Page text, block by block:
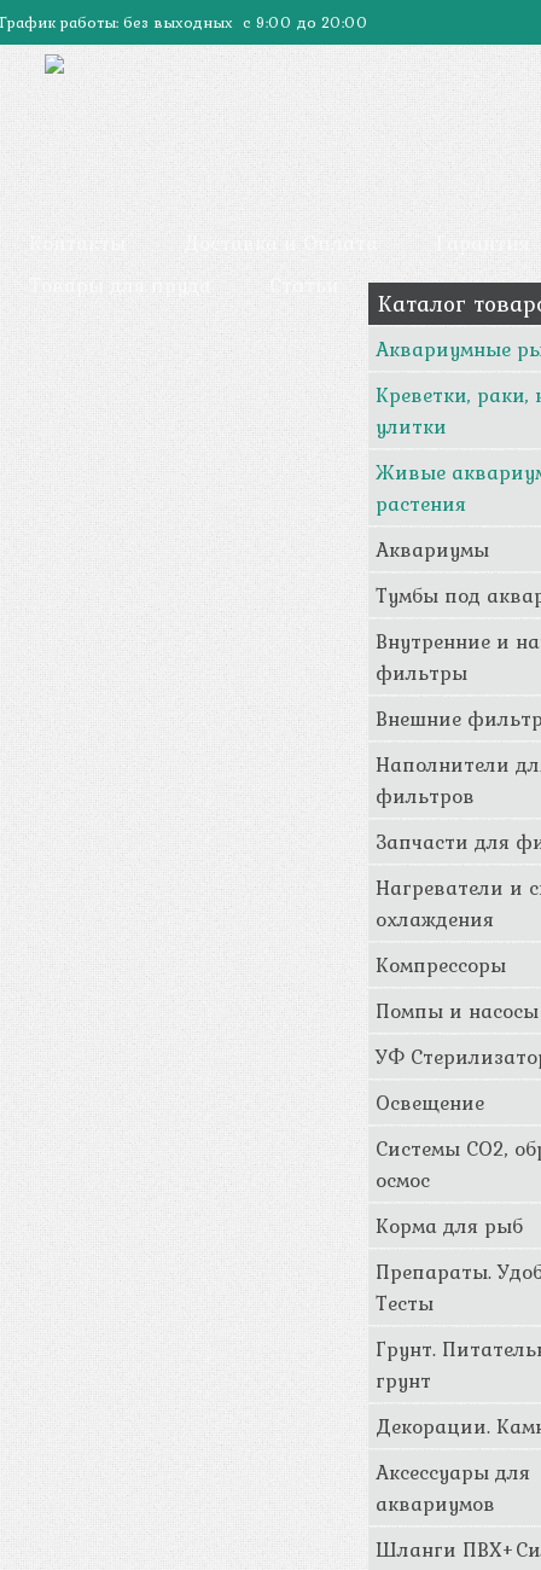
График работы: без выходных с 9:00 до 20:00
Контакты Доставка и Оплата
Гарантия
Товары для пруда
Статьи
Каталог
Аквариумные
Креветки, раки,
улитки
Живые
растения
Аквариумы
Тумбы под
Внутренние и
фильтры
Внешние
Наполнители
фильтров
Запчасти для
Нагреватели и
охлаждения
Компрессоры
Помпы и насосы
УФ
Освещение
Системы CO2,
осмос
Корма для рыб
Препараты.
Тесты
Грунт.
грунт
Декорации.
Аксессуары для
аквариумов
Шланги